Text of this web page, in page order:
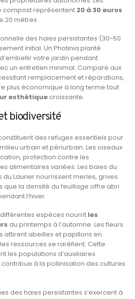
compost représentent 20 à 30 euros
20 mètres.
des haies persistantes (30-50
initial. Un Photinia planté
votre jardin pendant
un entretien minimal. Comparé aux
remplacement et réparations,
plus économique à long terme tout
esthétique croissante.
biodiversité
des refuges essentiels pour
urbain et périurbain. Les oiseaux
protection contre les
alimentaires variées. Les baies du
Laurier nourrissent merles, grives
que la densité du feuillage offre abri
l’hiver.
espèces nourrit les
du printemps à l’automne. Les fleurs
attirent abeilles et papillons en
ressources se raréfient. Cette
les populations d’auxiliaires
à la pollinisation des cultures
des haies persistantes s’exercent à